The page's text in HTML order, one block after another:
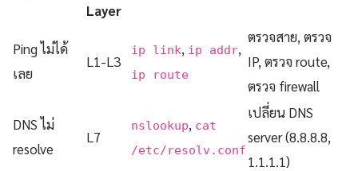
Layer
Ping ไม่ได้
เลย
L1-L3
ip link, ip addr,
ip route
ตรวจสาย, ตรวจ
IP, ตรวจ route,
ตรวจ firewall
DNS ไม่
resolve
L7
nslookup, cat
/etc/resolv.conf
เปลี่ยน DNS
server (8.8.8.8,
1.1.1.1)